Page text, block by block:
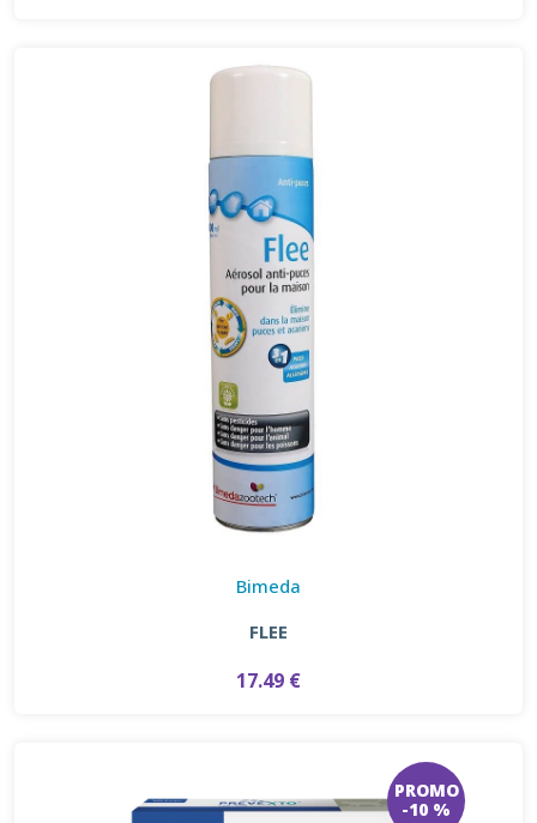
Bimeda
FLEE
17.49 €
PROMO
-10 %